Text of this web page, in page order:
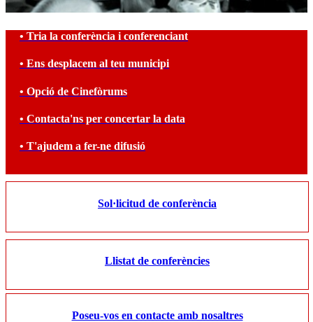
• Tria la conferència i conferenciant
• Ens desplacem al teu municipi
• Opció de Cinefòrums
• Contacta'ns per concertar la data
• T'ajudem a fer-ne difusió
Sol·licitud de conferència
Llistat de conferències
Poseu-vos en contacte amb nosaltres